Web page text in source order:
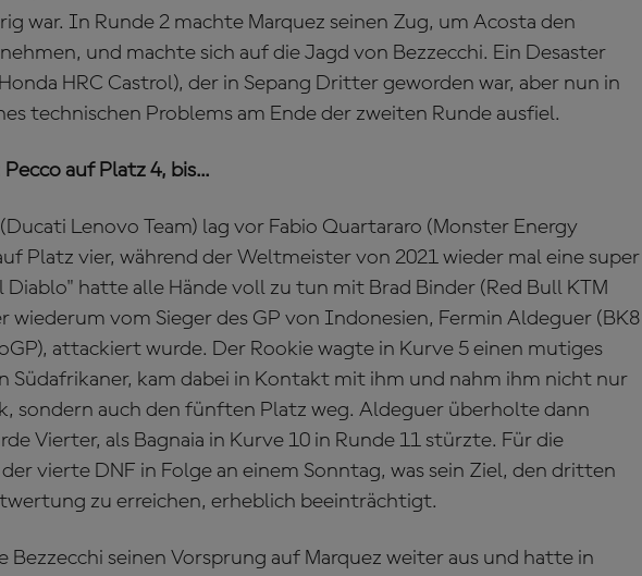
war. In Runde 2 machte Marquez seinen Zug, um Acosta den
und machte sich auf die Jagd von Bezzecchi. Ein Desaster
HRC Castrol), der in Sepang Dritter geworden war, aber nun in
technischen Problems am Ende der zweiten Runde ausfiel.
auf Platz 4, bis...
Lenovo Team) lag vor Fabio Quartararo (Monster Energy
Platz vier, während der Weltmeister von 2021 wieder mal eine super
Diablo" hatte alle Hände voll zu tun mit Brad Binder (Red Bull KTM
wiederum vom Sieger des GP von Indonesien, Fermin Aldeguer (BK8
attackiert wurde. Der Rookie wagte in Kurve 5 einen mutiges
Südafrikaner, kam dabei in Kontakt mit ihm und nahm ihm nicht nur
sondern auch den fünften Platz weg. Aldeguer überholte dann
Vierter, als Bagnaia in Kurve 10 in Runde 11 stürzte. Für die
vierte DNF in Folge an einem Sonntag, was sein Ziel, den dritten
zu erreichen, erheblich beeinträchtigt.
Bezzecchi seinen Vorsprung auf Marquez weiter aus und hatte in